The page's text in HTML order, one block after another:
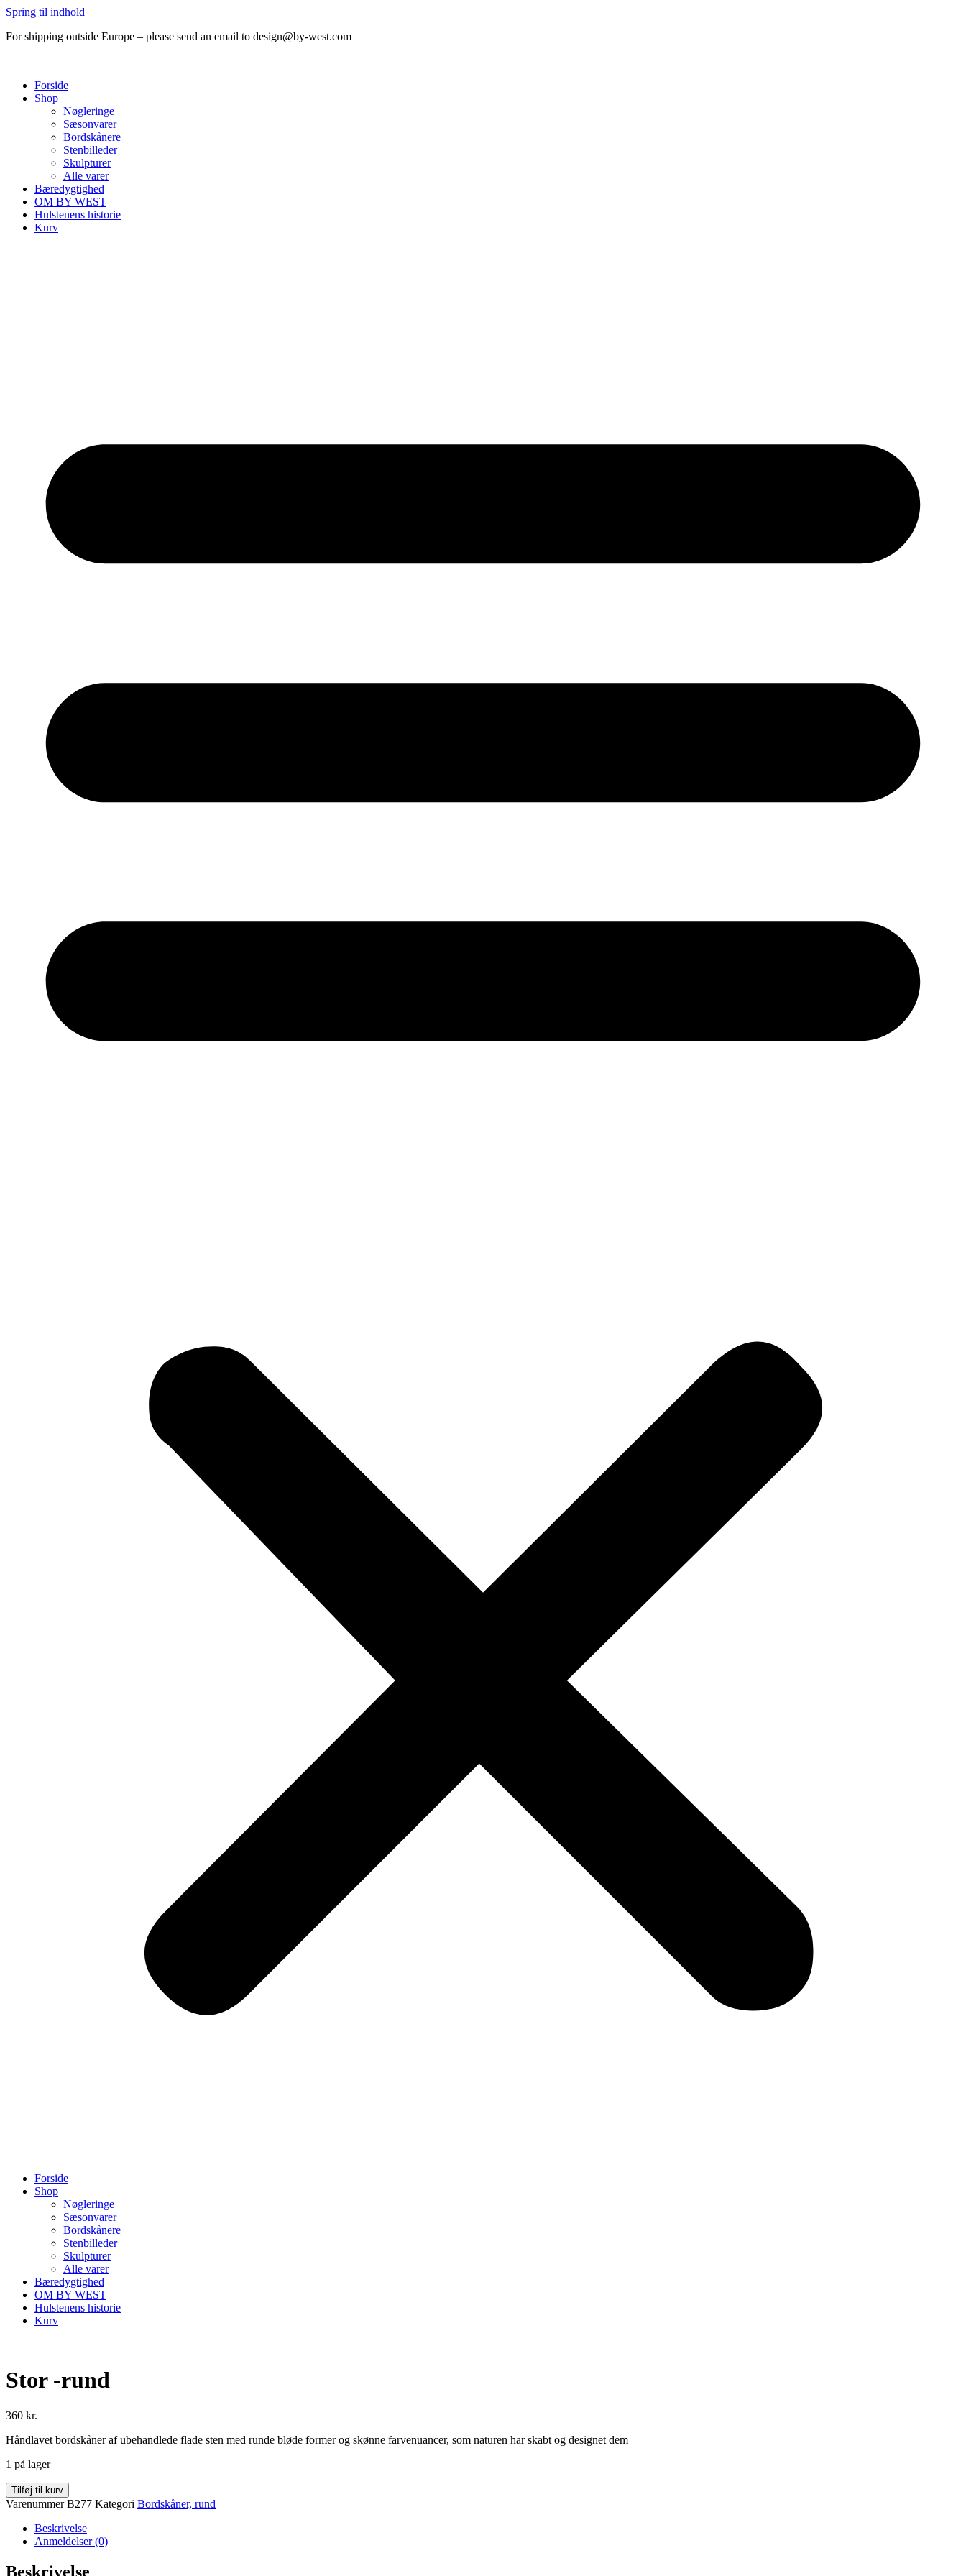
Spring til indhold
For shipping outside Europe – please send an email to design@by-west.com
Forside
Shop
Nøgleringe
Sæsonvarer
Bordskånere
Stenbilleder
Skulpturer
Alle varer
Bæredygtighed
OM BY WEST
Hulstenens historie
Kurv
Forside
Shop
Nøgleringe
Sæsonvarer
Bordskånere
Stenbilleder
Skulpturer
Alle varer
Bæredygtighed
OM BY WEST
Hulstenens historie
Kurv
Stor -rund
360 kr.
Håndlavet bordskåner af ubehandlede flade sten med runde bløde former og skønne farvenuancer, som naturen har skabt og designet dem
1 på lager
Stor
-
antal
Tilføj til kurv
VarenummerB277 Kategori Bordskåner, rund
Beskrivelse
Anmeldelser (0)
Beskrivelse